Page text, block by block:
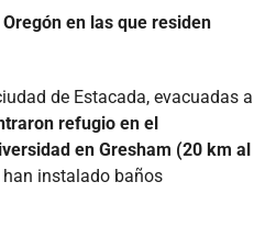
Oregón en las que residen
de Estacada, evacuadas a
refugio en el
en Gresham (20 km al
han instalado baños